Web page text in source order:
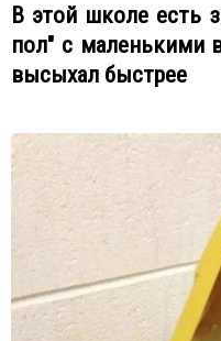
В этой школе есть
пол" с маленькими
высыхал быстрее